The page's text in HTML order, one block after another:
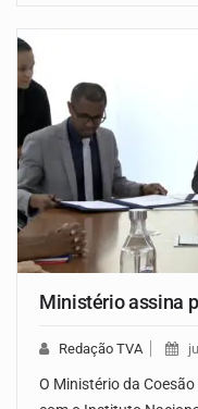
Ministério assina
Redação TVA
O Ministério da